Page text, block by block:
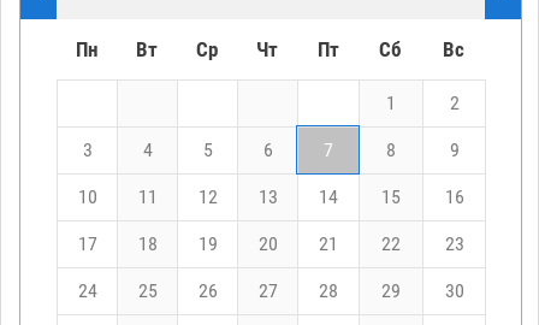
Пн Вт Ср Чт Пт Сб Вс
1 2
3 4 5 6 7 8 9
10 11 12 13 14 15 16
17 18 19 20 21 22 23
24 25 26 27 28 29 30